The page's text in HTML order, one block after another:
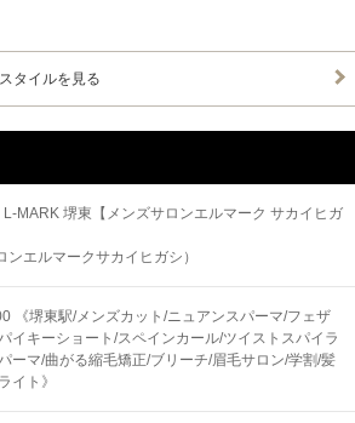
タイルを見る
MARK 堺東【メンズサロンエルマーク サカイヒガ
ンエルマークサカイヒガシ）
《堺東駅/メンズカット/ニュアンスパーマ/フェザ
イキーショート/スペインカール/ツイストスパイラ
ーマ/曲がる縮毛矯正/ブリーチ/眉毛サロン/学割/髪
イト》